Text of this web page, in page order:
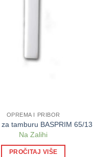
OPREMA I PRIBOR
tamburu BASPRIM 65/13
Na Zalihi
PROČITAJ VIŠE